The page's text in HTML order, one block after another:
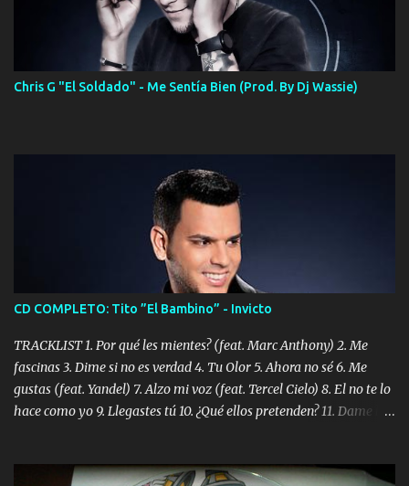
Chris G "El Soldado" - Me Sentía Bien (Prod. By Dj Wassie)
CD COMPLETO: Tito ”El Bambino” - Invicto
TRACKLIST 1. Por qué les mientes? (feat. Marc Anthony) 2. Me
fascinas 3. Dime si no es verdad 4. Tu Olor 5. Ahora no sé 6. Me
gustas (feat. Yandel) 7. Alzo mi voz (feat. Tercel Cielo) 8. El no te lo
hace como yo 9. Llegastes tú 10. ¿Qué ellos pretenden? 11. Dame la
Digital Booklet – Invicto ----------------------------- Nota: